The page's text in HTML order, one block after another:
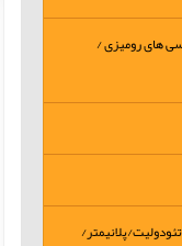
های رومیزی /
پلانیمتر/